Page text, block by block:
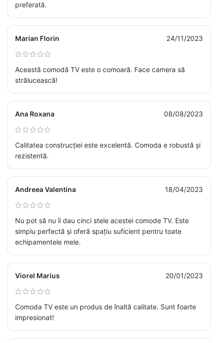
preferată.
Marian Florin 24/11/2023
Această comodă TV este o comoară. Face camera să
strălucească!
Ana Roxana 08/08/2023
Calitatea construcției este excelentă. Comoda e robustă și
rezistentă.
Andreea Valentina 18/04/2023
Nu pot să nu îi dau cinci stele acestei comode TV. Este
simplu perfectă și oferă spațiu suficient pentru toate
echipamentele mele.
Viorel Marius 20/01/2023
Comoda TV este un produs de înaltă calitate. Sunt foarte
impresionat!